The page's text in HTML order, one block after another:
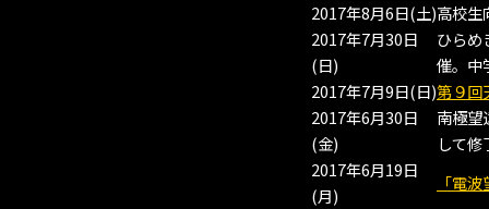
2017年8月6日(土)高校生
2017年7月30日
(日)
ひらめ
催。中
2017年7月9日(日)第９回
2017年6月30日
(金)
南極望
して修
2017年6月19日
(月)
「電